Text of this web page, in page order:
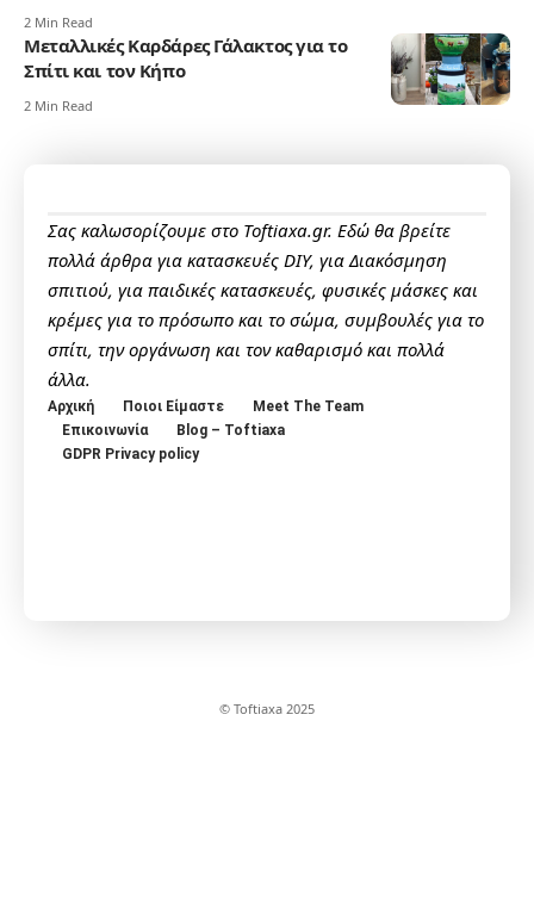
2 Min Read
Μεταλλικές Καρδάρες Γάλακτος για το
Σπίτι και τον Κήπο
2 Min Read
Σας καλωσορίζουμε στο Toftiaxa.gr. Εδώ θα βρείτε
πολλά άρθρα για κατασκευές DIY, για Διακόσμηση
σπιτιού, για παιδικές κατασκευές, φυσικές μάσκες και
κρέμες για το πρόσωπο και το σώμα, συμβουλές για το
σπίτι, την οργάνωση και τον καθαρισμό και πολλά
άλλα.
Αρχική Ποιοι Είμαστε
Meet The Team
Επικοινωνία
Blog – Toftiaxa
GDPR Privacy policy
© Toftiaxa 2025